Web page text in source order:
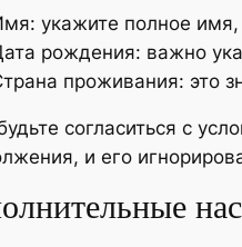
укажите полное имя,
рождения: важно
проживания: это
согласиться с
и его